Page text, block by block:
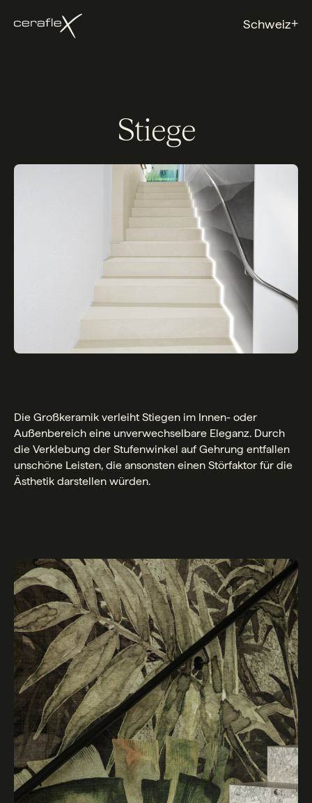
Schweiz+
Stiege
Die Großkeramik verleiht Stiegen im Innen- oder
Außenbereich eine unverwechselbare Eleganz. Durch
die Verklebung der Stufenwinkel auf Gehrung entfallen
unschöne Leisten, die ansonsten einen Störfaktor für die
Ästhetik darstellen würden.